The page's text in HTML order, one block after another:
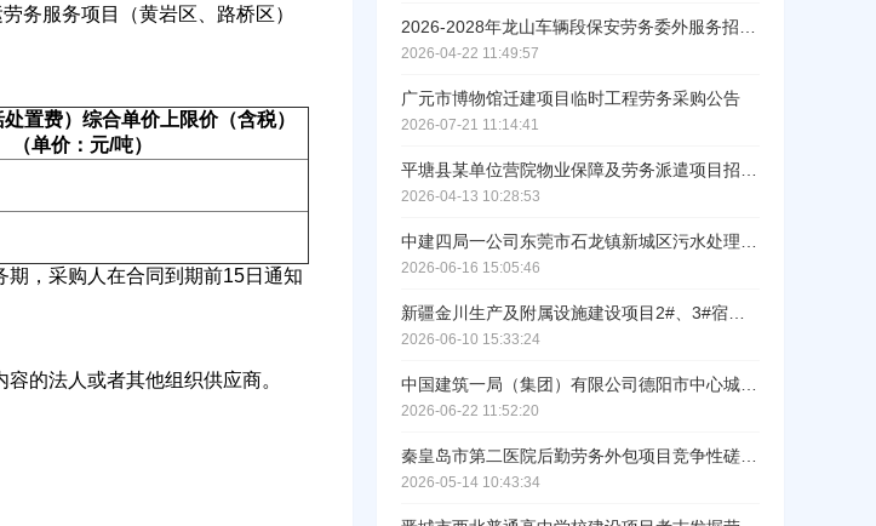
务服务项目（黄岩区、路桥区）
置费）综合单价上限价（含税）
（单价：元/吨）
，采购人在合同到期前15日通知
的法人或者其他组织供应商。
2026-04-22 11:49:57
广元市博物馆迁建项目临时工程劳务采购公告
2026-07-21 11:14:41
2026-04-13 10:28:53
2026-06-16 15:05:46
2026-06-10 15:33:24
2026-06-22 11:52:20
2026-05-14 10:43:34
ဆ
公司所在地
联系方式
填写联系电话后会有服务中心的工作人员给您致电！